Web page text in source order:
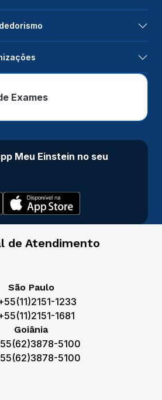
Exames
Meu Einstein no seu
de Atendimento
São Paulo
1233
1681
Goiânia
5100
5100